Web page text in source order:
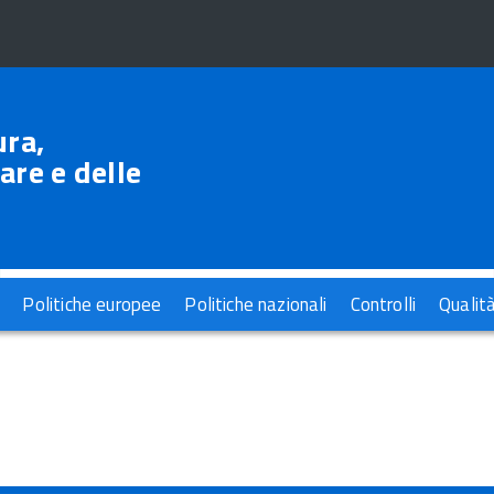
e delle
Politiche europee Politiche nazionali Controlli